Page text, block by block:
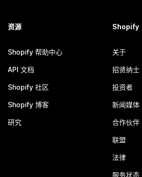
资源
Shopify 帮助中心
API 文档
Shopify 社区
Shopify 博客
研究
Shopify
关于
招贤纳士
投资者
新闻媒体
合作伙伴
联盟
法律
服务状态